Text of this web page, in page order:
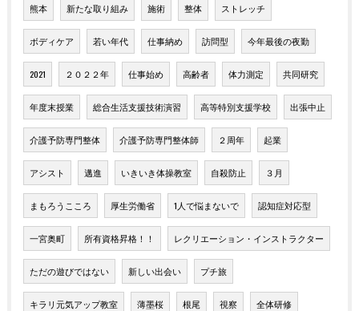
熊本 新たな取り組み 施術 整体 ストレッチ
ボディケア 若い年代 仕事納め 訪問型 今年最後の夜勤
2021 ２０２２年 仕事始め 高齢者 体力測定 共同研究
年度末授業 総合生活支援技術演習 高等特別支援学校 出張中止
介護予防専門整体 介護予防専門整体師 ２周年 起業
アシスト 邁進 いきいき体操教室 自殺防止 ３月
まもろうこころ 厚生労働省 1人で悩まないで 認知症対応型
一宮奥町 所有資格昇格！！ レクリエーション・インストラクター
ただの遊びではない 新しい出会い プチ旅
キラリ元気アップ教室 薄墨桜 根尾 視察 全体研修